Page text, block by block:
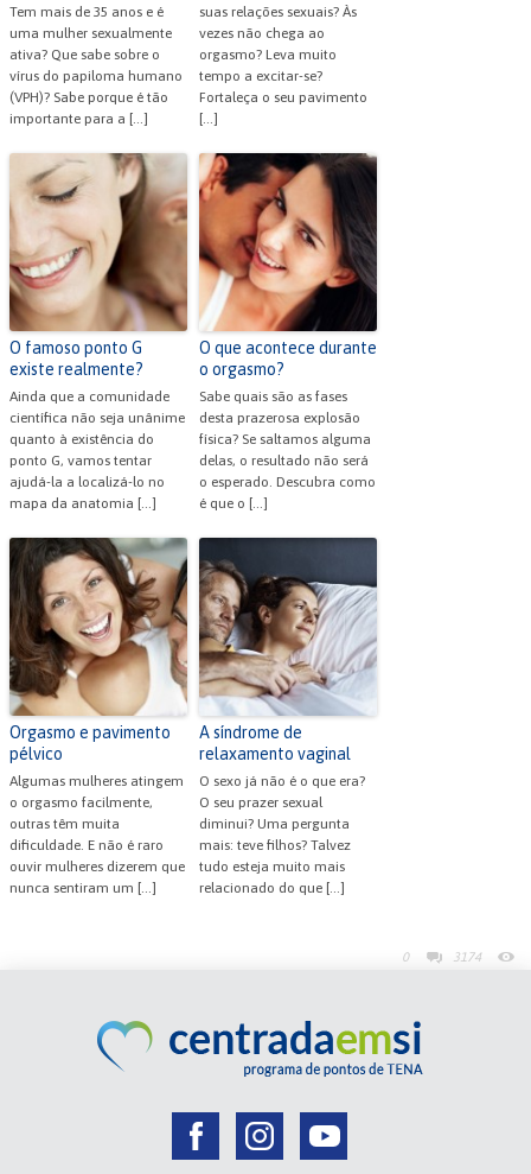
0 3174
Tem mais de 35 anos e é
uma mulher sexualmente
ativa? Que sabe sobre o
vírus do papiloma humano
(VPH)? Sabe porque é tão
importante para a […]
suas relações sexuais? Às
vezes não chega ao
orgasmo? Leva muito
tempo a excitar-se?
Fortaleça o seu pavimento
[…]
O famoso ponto G
existe realmente?
Ainda que a comunidade
científica não seja unânime
quanto à existência do
ponto G, vamos tentar
ajudá-la a localizá-lo no
mapa da anatomia […]
O que acontece durante
o orgasmo?
Sabe quais são as fases
desta prazerosa explosão
física? Se saltamos alguma
delas, o resultado não será
o esperado. Descubra como
é que o […]
Orgasmo e pavimento
pélvico
Algumas mulheres atingem
o orgasmo facilmente,
outras têm muita
dificuldade. E não é raro
ouvir mulheres dizerem que
nunca sentiram um […]
A síndrome de
relaxamento vaginal
O sexo já não é o que era?
O seu prazer sexual
diminui? Uma pergunta
mais: teve filhos? Talvez
tudo esteja muito mais
relacionado do que […]